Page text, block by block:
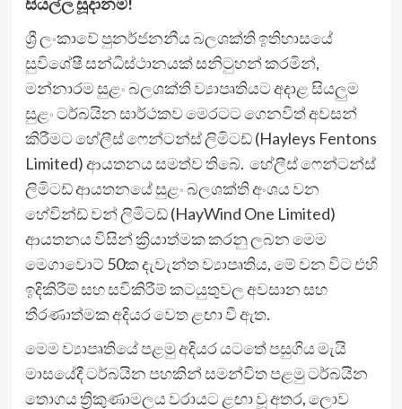
ශ්‍රී ලංකාවේ පුනර්ජනනීය බලශක්ති ඉතිහාසයේ
සුවිශේෂී සන්ධිස්ථානයක් සනිටුහන් කරමින්,
මන්නාරම සුළං බලශක්ති ව්‍යාපෘතියට අදාළ සියලුම
සුළං ටර්බයින සාර්ථකව මෙරටට ගෙනවිත් අවසන්
කිරීමට හේලීස් ෆෙන්ටන්ස් ලිමිටඩ් (Hayleys Fentons
Limited) ආයතනය සමත්ව තිබේ. හේලීස් ෆෙන්ටන්ස්
ලිමිටඩ් ආයතනයේ සුළං බලශක්ති අංශය වන
හේවින්ඩ් වන් ලිමිටඩ් (HayWind One Limited)
ආයතනය විසින් ක්‍රියාත්මක කරනු ලබන මෙම
මෙගාවොට් 50ක දැවැන්ත ව්‍යාපෘතිය, මේ වන විට එහි
ඉදිකිරීම් සහ සවිකිරීම් කටයුතුවල අවසාන සහ
තීරණාත්මක අදියර වෙත ළඟා වී ඇත.
මෙම ව්‍යාපෘතියේ පළමු අදියර යටතේ පසුගිය මැයි
මාසයේදී ටර්බයින පහකින් සමන්විත පළමු ටර්බයින
තොගය ත්‍රිකුණාමලය වරායට ළඟා වූ අතර, ලොව